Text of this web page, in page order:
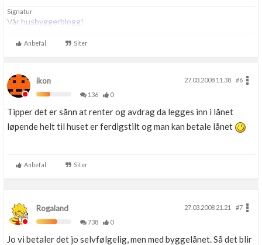
Signatur
Vår husbyggerblogg!
Anbefal Siter
ikon 27.03.2008 11.38
#6
136
0
Tipper det er sånn at renter og avdrag da legges inn i lånet
løpende helt til huset er ferdigstilt og man kan betale lånet
Anbefal Siter
Rogaland 27.03.2008 21.21
#7
738
0
Jo vi betaler det jo selvfølgelig, men med byggelånet. Så det blir